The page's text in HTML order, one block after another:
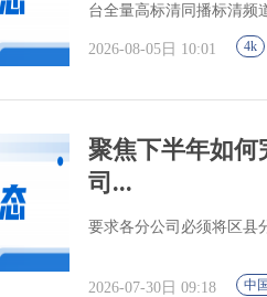
台全量高标清同播标清频
2026-08-05日 10:01 4k
聚焦下半年如何
司...
要求各分公司必须将区县
2026-07-30日 09:18 中